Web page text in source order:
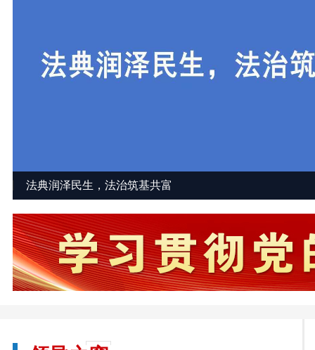
法典润泽民生，法治筑基共富